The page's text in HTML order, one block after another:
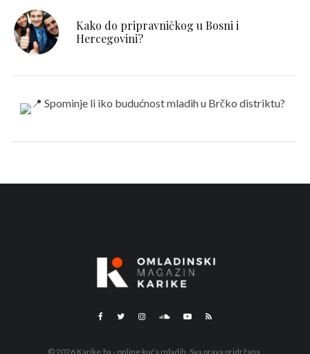
Kako do pripravničkog u Bosni i
Hercegovini?
© 2026 Karike.ba - online kuća mladih. Sva prava pridržana.